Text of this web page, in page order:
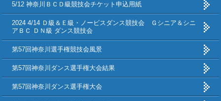
5/12 神奈川ＢＣＤ級競技会チケット申込用紙
2024 4/14 Ｄ級＆Ｅ級・ノービスダンス競技会 Ｇシニア＆シニ
アＢＣ ＤＮ級 ダンス競技会
第57回神奈川選手権競技会風景
第57回神奈川ダンス選手権大会結果
第57回神奈川ダンス選手権大会